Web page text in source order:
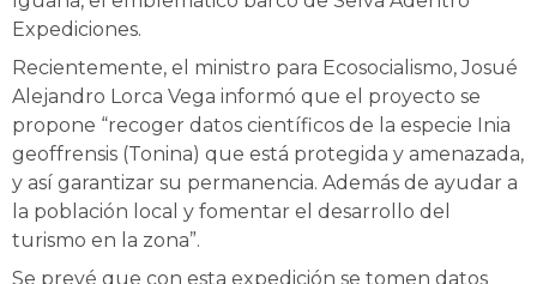
Expediciones.
Recientemente, el ministro para Ecosocialismo, Josué
Alejandro Lorca Vega informó que el proyecto se
propone “recoger datos científicos de la especie Inia
geoffrensis (Tonina) que está protegida y amenazada,
y así garantizar su permanencia. Además de ayudar a
la población local y fomentar el desarrollo del
turismo en la zona”.
Se prevé que con esta expedición se tomen datos